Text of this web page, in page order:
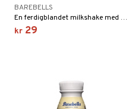
BAREBELLS
En ferdigblandet milkshake med myk smak av kaffe og karamell. Hver flaske gir 24 g protein.
kr 29